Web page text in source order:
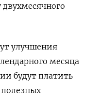
улучшения
месяца
будут платить